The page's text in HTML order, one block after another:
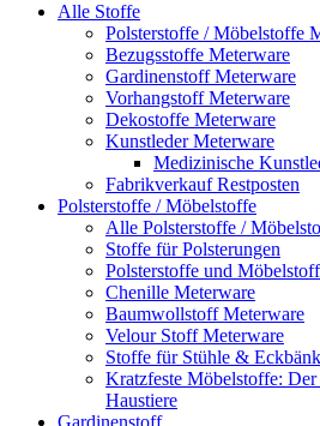
Alle Stoffe
Polsterstoffe / Möbelstoffe
Bezugsstoffe Meterware
Gardinenstoff Meterware
Vorhangstoff Meterware
Dekostoffe Meterware
Kunstleder Meterware
Medizinische
Fabrikverkauf Restposten
Polsterstoffe / Möbelstoffe
Alle Polsterstoffe /
Stoffe für Polsterungen
Polsterstoffe und
Chenille Meterware
Baumwollstoff Meterware
Velour Stoff Meterware
Stoffe für Stühle &
Kratzfeste Möbelstoffe:
Haustiere
Gardinenstoff